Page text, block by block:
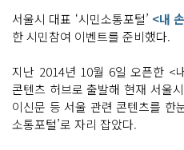
서울시 대표 ‘시민소통포털’ <내
한 시민참여 이벤트를 준비했다.
지난 2014년 10월 6일 오픈한 <
콘텐츠 허브로 출발해 현재 서울
이신문 등 서울 관련 콘텐츠를 한
소통포털’로 자리 잡았다.